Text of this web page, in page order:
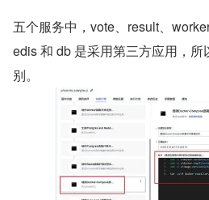
五个服务中，vote、result、
edis 和 db 是采用第三方应用，
别。